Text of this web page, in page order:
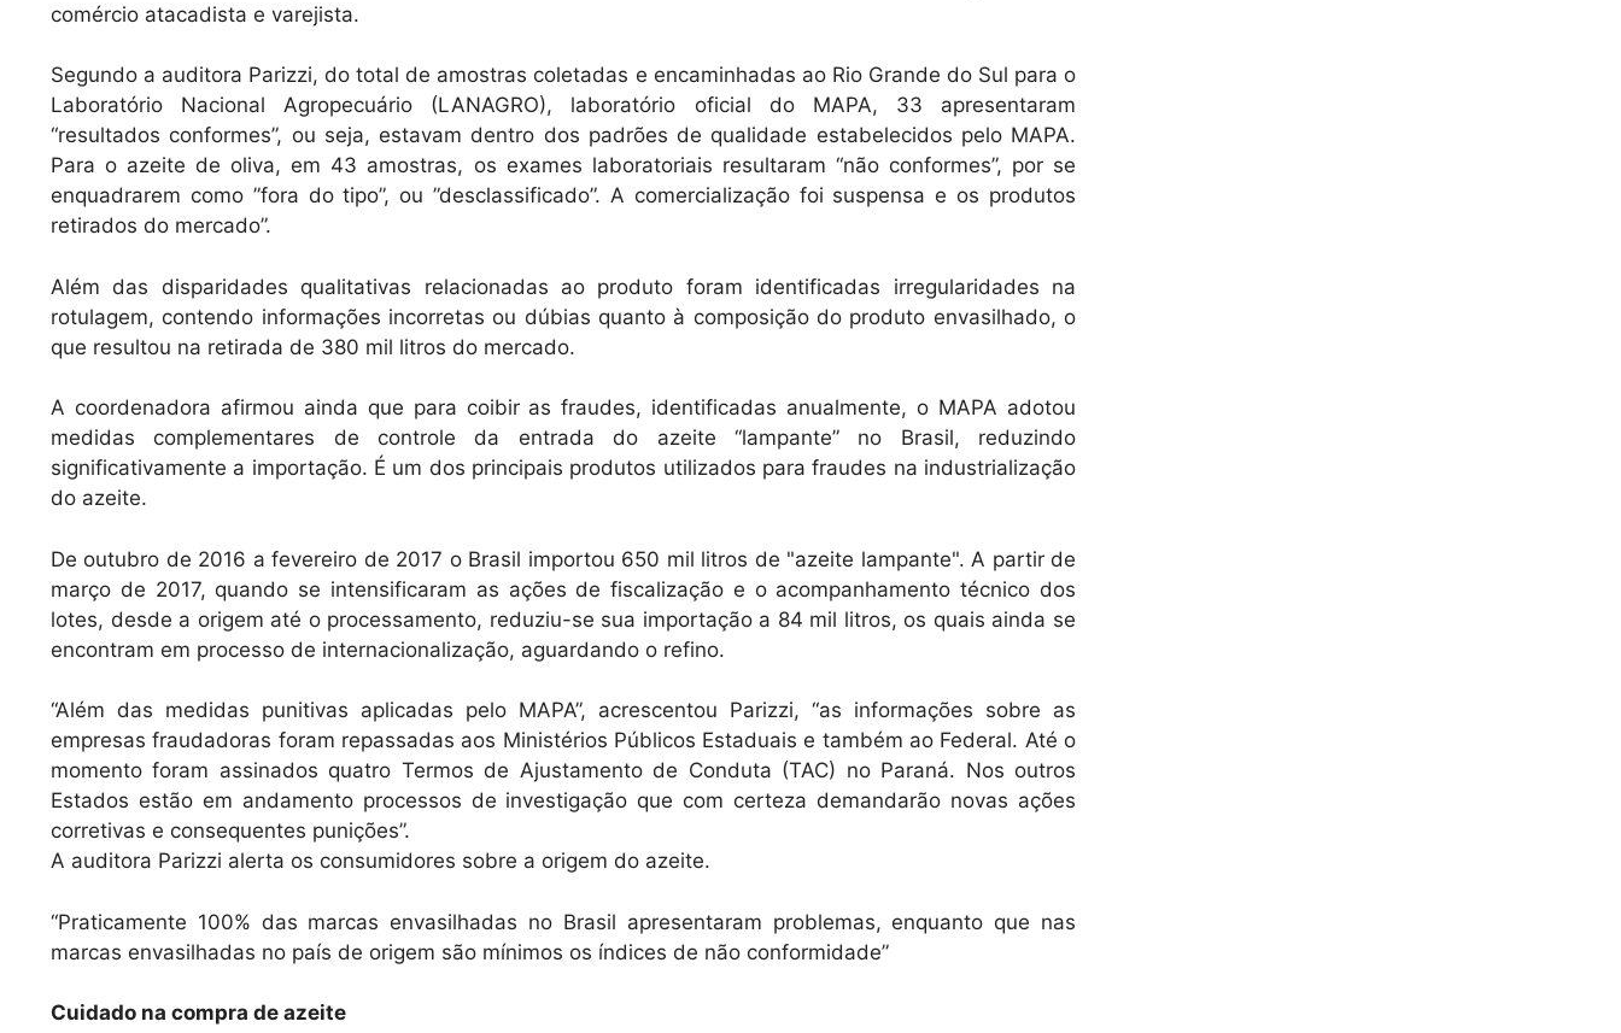
comércio atacadista e varejista.
Segundo a auditora Parizzi, do total de amostras coletadas e encaminhadas ao Rio Grande do Sul para o
Laboratório Nacional Agropecuário (LANAGRO), laboratório oficial do MAPA, 33 apresentaram
“resultados conformes”, ou seja, estavam dentro dos padrões de qualidade estabelecidos pelo MAPA.
Para o azeite de oliva, em 43 amostras, os exames laboratoriais resultaram “não conformes”, por se
enquadrarem como ”fora do tipo”, ou ”desclassificado”. A comercialização foi suspensa e os produtos
retirados do mercado”.
Além das disparidades qualitativas relacionadas ao produto foram identificadas irregularidades na
rotulagem, contendo informações incorretas ou dúbias quanto à composição do produto envasilhado, o
que resultou na retirada de 380 mil litros do mercado.
A coordenadora afirmou ainda que para coibir as fraudes, identificadas anualmente, o MAPA adotou
medidas complementares de controle da entrada do azeite “lampante” no Brasil, reduzindo
significativamente a importação. É um dos principais produtos utilizados para fraudes na industrialização
do azeite.
De outubro de 2016 a fevereiro de 2017 o Brasil importou 650 mil litros de "azeite lampante". A partir de
março de 2017, quando se intensificaram as ações de fiscalização e o acompanhamento técnico dos
lotes, desde a origem até o processamento, reduziu-se sua importação a 84 mil litros, os quais ainda se
encontram em processo de internacionalização, aguardando o refino.
“Além das medidas punitivas aplicadas pelo MAPA”, acrescentou Parizzi, “as informações sobre as
empresas fraudadoras foram repassadas aos Ministérios Públicos Estaduais e também ao Federal. Até o
momento foram assinados quatro Termos de Ajustamento de Conduta (TAC) no Paraná. Nos outros
Estados estão em andamento processos de investigação que com certeza demandarão novas ações
corretivas e consequentes punições”.
A auditora Parizzi alerta os consumidores sobre a origem do azeite.
“Praticamente 100% das marcas envasilhadas no Brasil apresentaram problemas, enquanto que nas
marcas envasilhadas no país de origem são mínimos os índices de não conformidade”
Cuidado na compra de azeite